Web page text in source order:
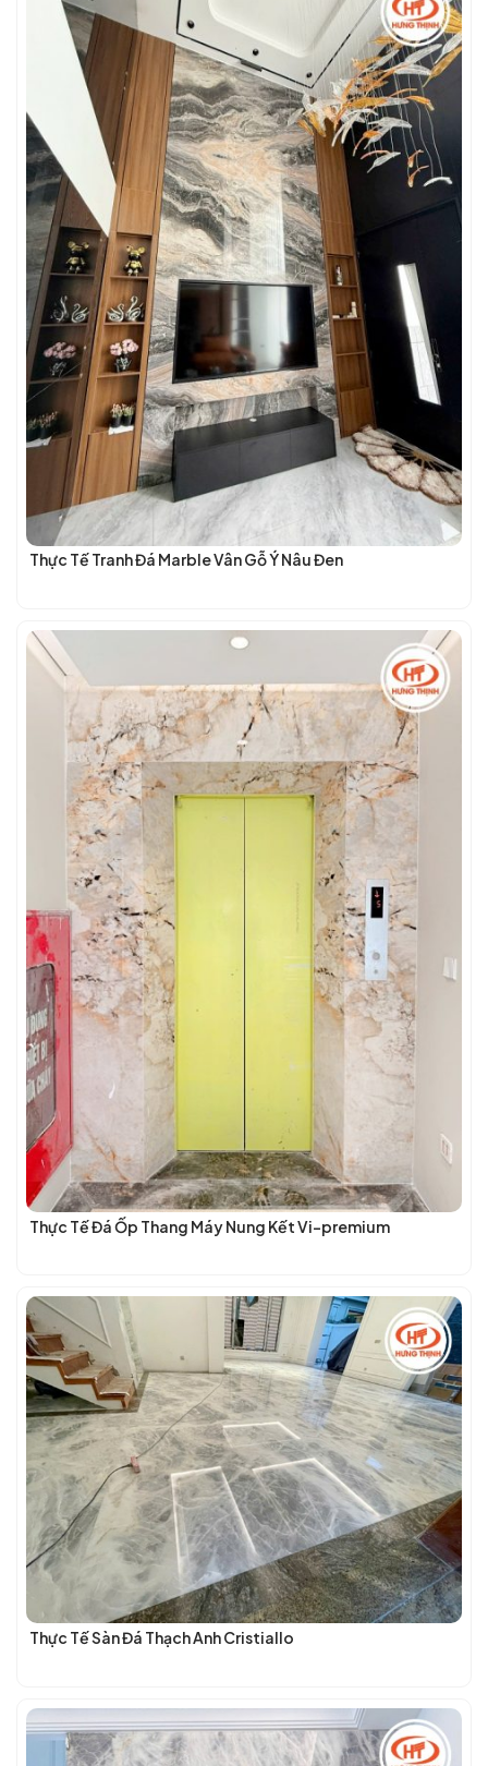
Thực Tế Tranh Đá Marble Vân Gỗ Ý Nâu Đen
Thực Tế Đá Ốp Thang Máy Nung Kết Vi-premium
Thực Tế Sàn Đá Thạch Anh Cristiallo